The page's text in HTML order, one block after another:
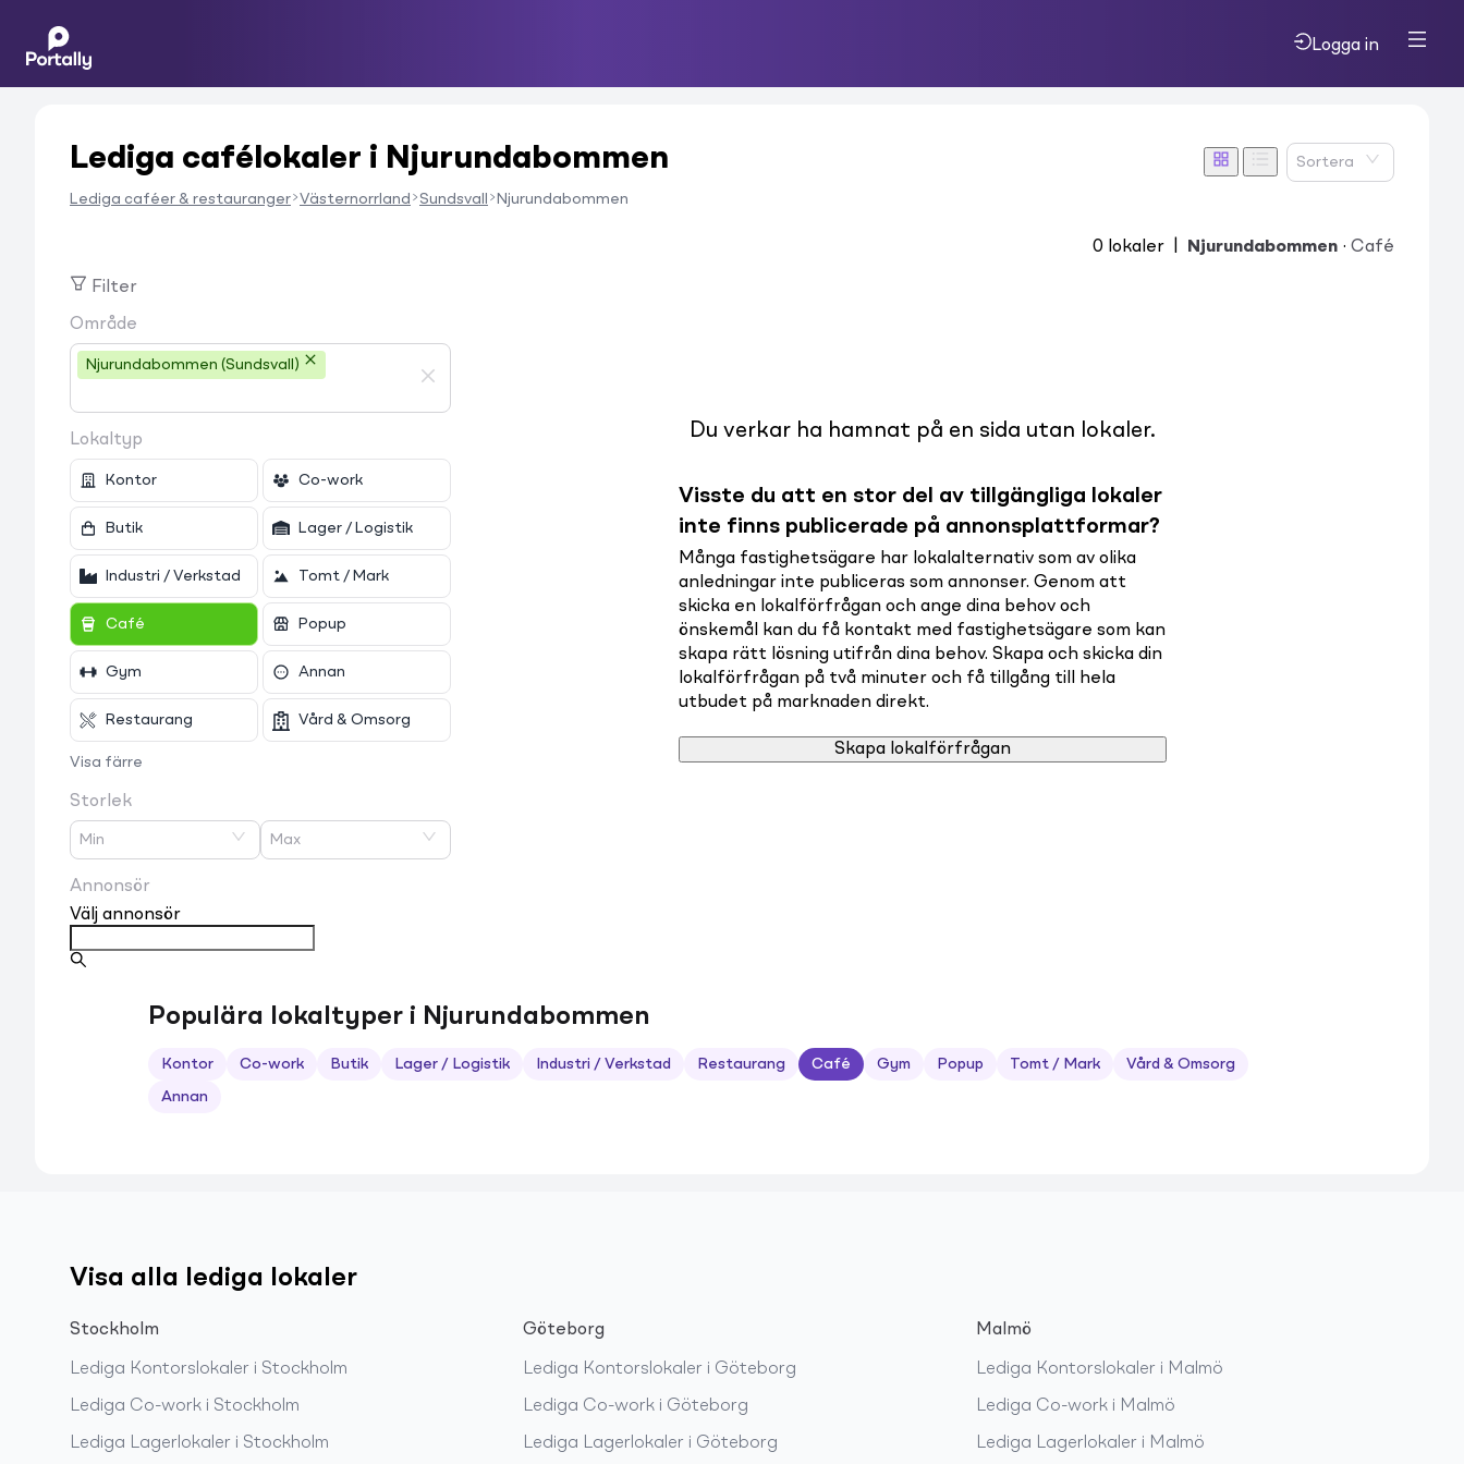
Logga in
Lediga cafélokaler i Njurundabommen
Lediga caféer & restauranger Västernorrland Sundsvall Njurundabommen
Sortera
0 lokaler Njurundabommen · Café
Filter
Område
Njurundabommen (Sundsvall)
Lokaltyp
Kontor Co-work
Butik Lager / Logistik
Industri / Verkstad Tomt / Mark
Café Popup
Gym Annan
Restaurang Vård & Omsorg
Visa färre
Storlek
Min Max
Annonsör
Välj annonsör
Du verkar ha hamnat på en sida utan lokaler.
Visste du att en stor del av tillgängliga lokaler
inte finns publicerade på annonsplattformar?
Många fastighetsägare har lokalalternativ som av olika
anledningar inte publiceras som annonser. Genom att
skicka en lokalförfrågan och ange dina behov och
önskemål kan du få kontakt med fastighetsägare som kan
skapa rätt lösning utifrån dina behov. Skapa och skicka din
lokalförfrågan på två minuter och få tillgång till hela
utbudet på marknaden direkt.
Skapa lokalförfrågan
Populära lokaltyper i Njurundabommen
Kontor Co-work Butik Lager / Logistik Industri / Verkstad Restaurang Café Gym Popup Tomt / Mark Vård & Omsorg
Annan
Visa alla lediga lokaler
Stockholm
Lediga Kontorslokaler i Stockholm
Lediga Co-work i Stockholm
Lediga Lagerlokaler i Stockholm
Göteborg
Lediga Kontorslokaler i Göteborg
Lediga Co-work i Göteborg
Lediga Lagerlokaler i Göteborg
Malmö
Lediga Kontorslokaler i Malmö
Lediga Co-work i Malmö
Lediga Lagerlokaler i Malmö